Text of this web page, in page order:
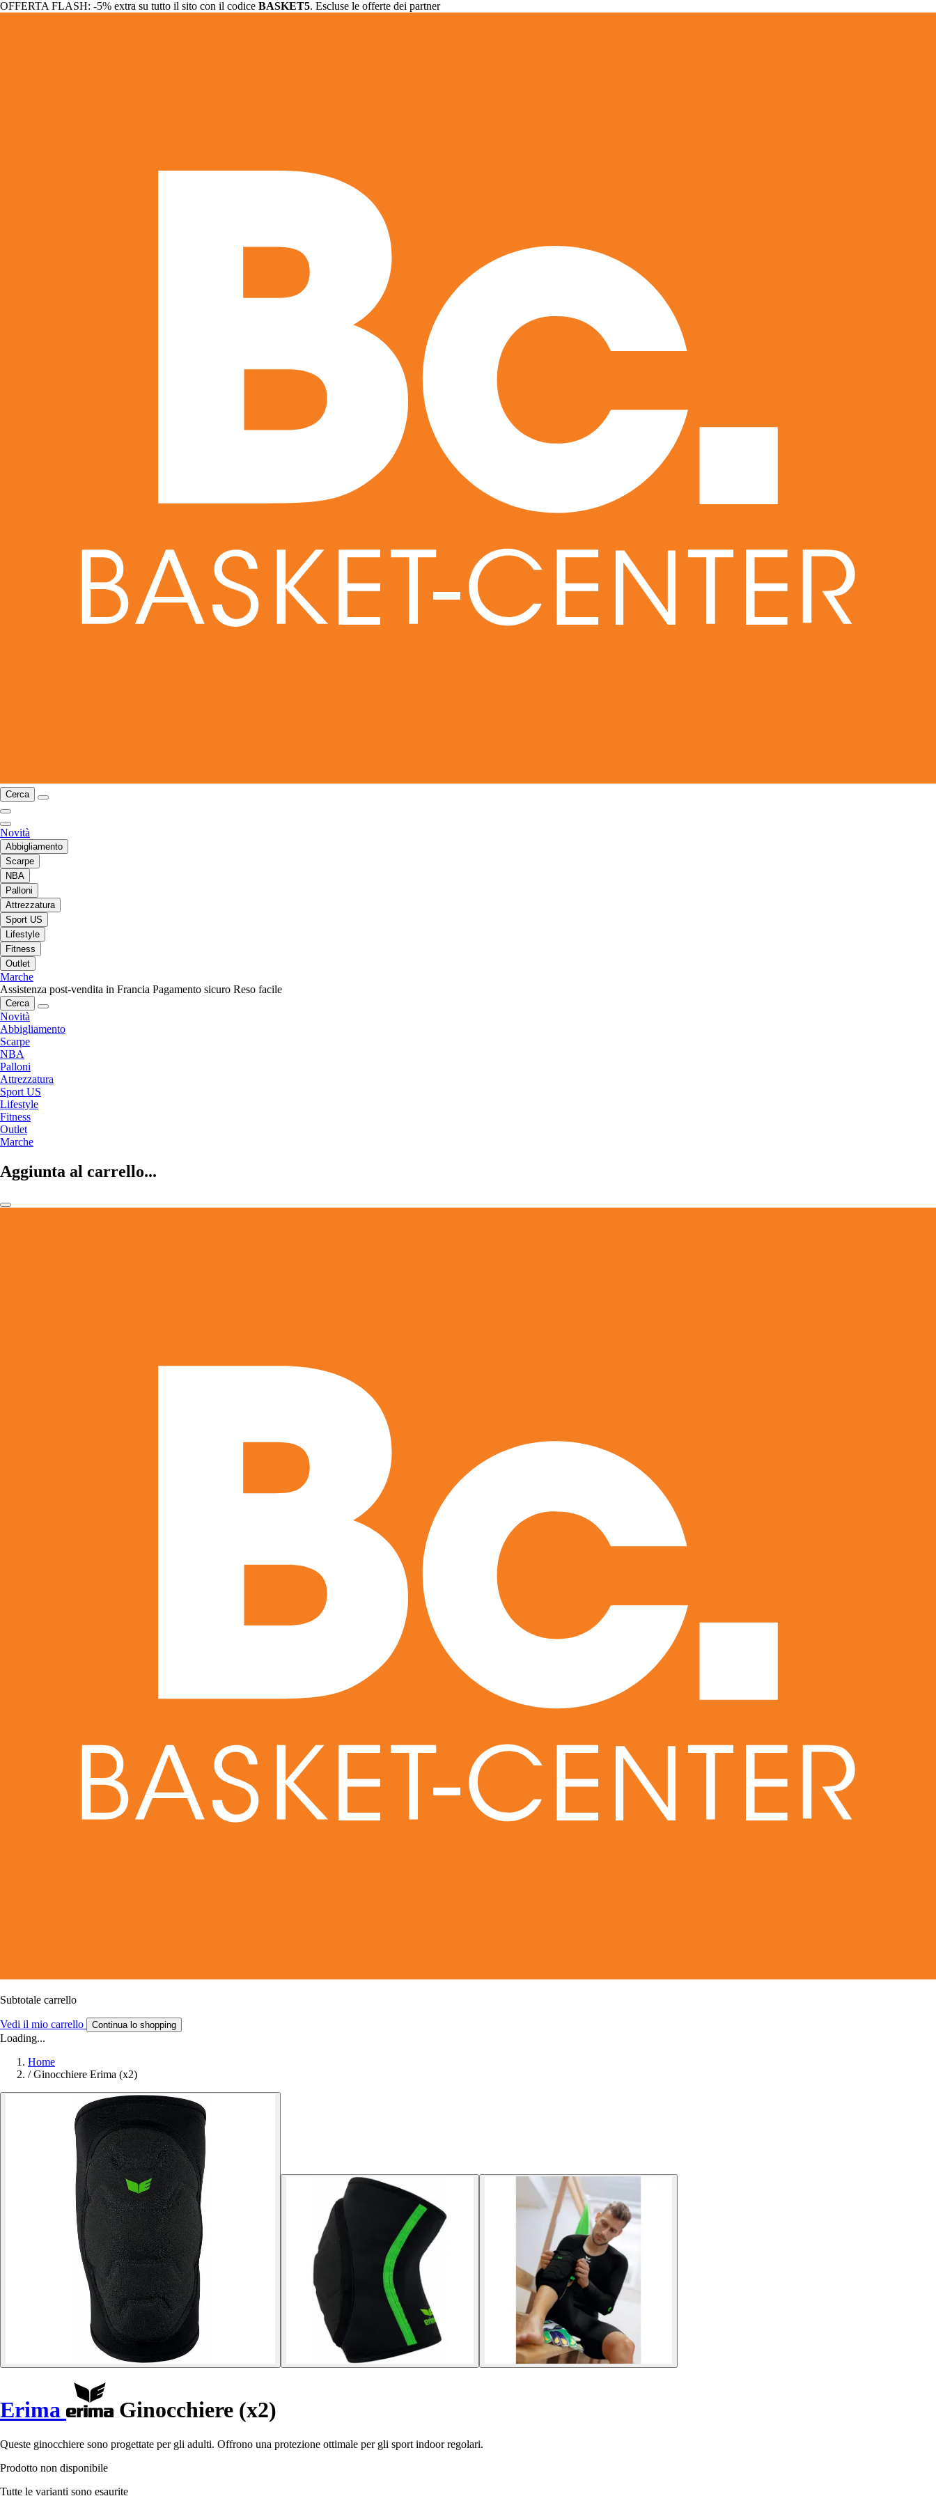
OFFERTA FLASH: -5% extra su tutto il sito con il codice BASKET5. Escluse le offerte dei partner
Cerca
Novità
Abbigliamento
Scarpe
NBA
Palloni
Attrezzatura
Sport US
Lifestyle
Fitness
Outlet
Marche
Assistenza post-vendita in Francia Pagamento sicuro Reso facile
Cerca
Novità
Abbigliamento
Scarpe
NBA
Palloni
Attrezzatura
Sport US
Lifestyle
Fitness
Outlet
Marche
Aggiunta al carrello...
Subtotale carrello
Vedi il mio carrello Continua lo shopping
Loading...
Home
/ Ginocchiere Erima (x2)
Erima Ginocchiere (x2)
Queste ginocchiere sono progettate per gli adulti. Offrono una protezione ottimale per gli sport indoor regolari.
Prodotto non disponibile
Tutte le varianti sono esaurite